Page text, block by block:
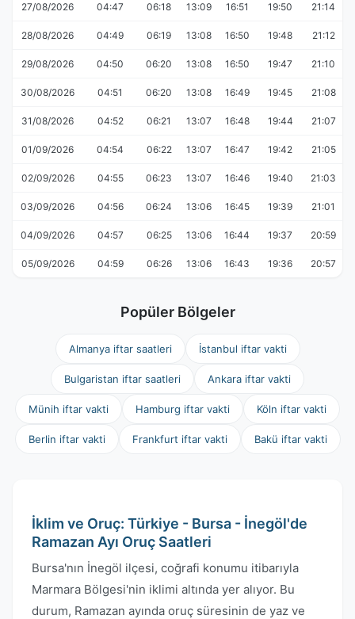
27/08/2026 04:47 06:18 13:09 16:51 19:50 21:14
28/08/2026 04:49 06:19 13:08 16:50 19:48 21:12
29/08/2026 04:50 06:20 13:08 16:50 19:47 21:10
30/08/2026 04:51 06:20 13:08 16:49 19:45 21:08
31/08/2026 04:52 06:21 13:07 16:48 19:44 21:07
01/09/2026 04:54 06:22 13:07 16:47 19:42 21:05
02/09/2026 04:55 06:23 13:07 16:46 19:40 21:03
03/09/2026 04:56 06:24 13:06 16:45 19:39 21:01
04/09/2026 04:57 06:25 13:06 16:44 19:37 20:59
05/09/2026 04:59 06:26 13:06 16:43 19:36 20:57
Popüler Bölgeler
Almanya iftar saatleri İstanbul iftar vakti
Bulgaristan iftar saatleri Ankara iftar vakti
Münih iftar vakti Hamburg iftar vakti Köln iftar vakti
Berlin iftar vakti Frankfurt iftar vakti Bakü iftar vakti
İklim ve Oruç: Türkiye - Bursa - İnegöl'de
Ramazan Ayı Oruç Saatleri
Bursa'nın İnegöl ilçesi, coğrafi konumu itibarıyla
Marmara Bölgesi'nin iklimi altında yer alıyor. Bu
durum, Ramazan ayında oruç süresinin de yaz ve